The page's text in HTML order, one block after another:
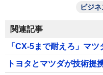
ビジネ
関連記事
「CX-5まで耐えろ」マ
トヨタとマツダが技術提